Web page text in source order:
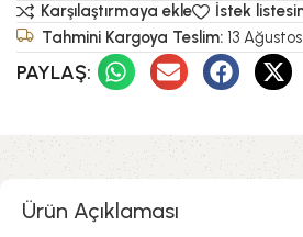
Karşılaştırmaya ekle
İstek
Tahmini Kargoya Teslim: 13
PAYLAŞ:
Ürün Açıklaması